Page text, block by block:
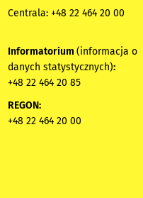
Centrala: +48 22 464 20 00
Informatorium (informacja o
danych statystycznych):
+48 22 464 20 85
REGON:
+48 22 464 20 00